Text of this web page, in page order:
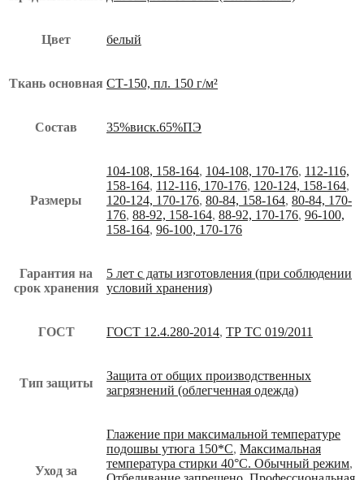
Цвет белый
Ткань основная СТ-150, пл. 150 г/м²
Состав 35%виск.65%ПЭ
Размеры
104-108, 158-164, 104-108, 170-176, 112-116,
158-164, 112-116, 170-176, 120-124, 158-164,
120-124, 170-176, 80-84, 158-164, 80-84, 170-
176, 88-92, 158-164, 88-92, 170-176, 96-100,
158-164, 96-100, 170-176
Гарантия на
срок хранения
5 лет с даты изготовления (при соблюдении
условий хранения)
ГОСТ ГОСТ 12.4.280-2014, ТР ТС 019/2011
Тип защиты
Защита от общих производственных
загрязнений (облегченная одежда)
Уход за
Глажение при максимальной температуре
подошвы утюга 150*С, Максимальная
температура стирки 40°С. Обычный режим,